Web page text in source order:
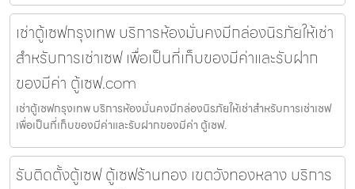
เช่าตู้เซฟกรุงเทพ บริการห้องมั่นคงมีกล่องนิรภัยให้เช่า
สำหรับการเช่าเซฟ เพื่อเป็นที่เก็บของมีค่าและรับฝาก
ของมีค่า ตู้เซฟ.com
เช่าตู้เซฟกรุงเทพ บริการห้องมั่นคงมีกล่องนิรภัยให้เช่าสำหรับการเช่าเซฟ
เพื่อเป็นที่เก็บของมีค่าและรับฝากของมีค่า ตู้เซฟ.
รับติดตั้งตู้เซฟ ตู้เซฟร้านทอง เขตวังทองหลาง บริการ